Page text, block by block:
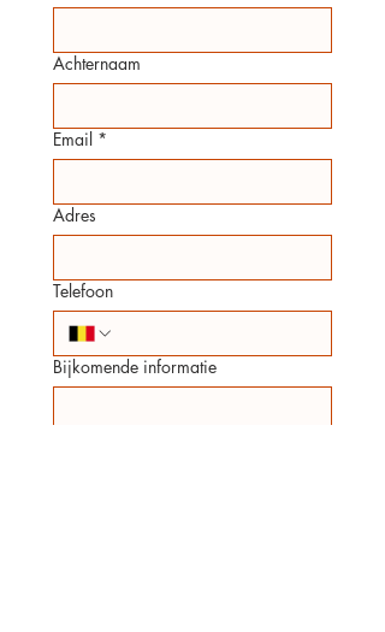
Achternaam
Email *
Adres
Telefoon
Bijkomende informatie